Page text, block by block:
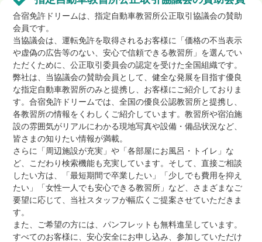
合宿免許ドリームは、指定自動車教習所公正取引協議会の賛助
会員です。
当協議会は、運転免許を取得されるお客様に「価格の不当表示
や虚偽の広告等のない、安心で信頼できる教習所」を選んでい
ただくために、公正取引委員会の認定を受けた全国組織です。
弊社は、当協議会の賛助会員として、健全な発展を目指す優良
な指定自動車教習所のみと提携し、お客様にご紹介しておりま
す。合宿免許ドリームでは、全国の優良公認教習所と提携し、
各教習所の情報をくわしくご紹介しています。教習所や宿泊施
設の雰囲気がリアルにわかる現地写真や設備・備品状況など、
皆さまの知りたい情報が満載。
さらに「周辺施設が充実」や「各部屋にお風呂・トイレ」な
ど、こだわり検索機能も充実しています。そして、直接ご相談
したい方は、「最短期間で卒業したい」「少しでも費用を抑え
たい」「女性一人でも安心できる教習所」など、さまざまなご
要望に応じて、当社スタッフが幅広くご提案させていただきま
す。
また、ご希望の方には、パンフレットも無料進呈しています。
すべてのお客様に、安心安全にお申し込み、参加していただけ